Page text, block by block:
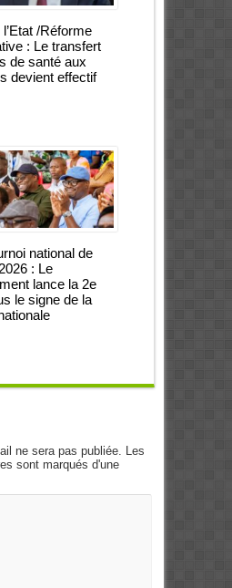
/Réforme
: Le transfert
de santé aux
devient effectif
national de
: Le
lance la 2e
le signe de la
ne sera pas publiée. Les
sont marqués d'une